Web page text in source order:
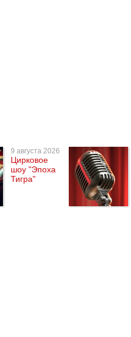
9 августа 2026
Цирковое
шоу "Эпоха
Тигра"